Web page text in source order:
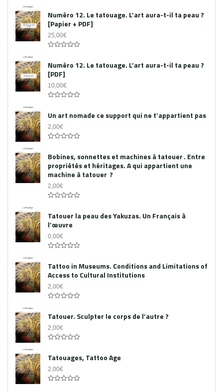
Numéro 12. Le tatouage. L’art aura-t-il ta peau ?
[Papier + PDF]
25,00€
out
of
5
Numéro 12. Le tatouage. L’art aura-t-il ta peau ?
[PDF]
10,00€
out
of
5
Un art nomade ce support qui ne t’appartient pas
2,00€
out
of
5
Bobines, sonnettes et machines à tatouer . Entre
propriétés et héritages. A qui appartient une
machine à tatouer ?
2,00€
out
of
5
Tatouer la peau des Yakuzas. Un Français à
l’œuvre
0,00€
out
of
5
Tattoo in Museums. Conditions and Limitations of
Access to Cultural Institutions
2,00€
out
of
5
Tatouer. Sculpter le corps de l’autre ?
2,00€
out
of
5
Tatouages, Tattoo Age
2,00€